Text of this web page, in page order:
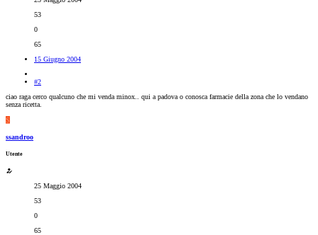
53
0
65
15 Giugno 2004
#2
ciao raga cerco qualcuno che mi venda minox.. qui a padova o conosca farmacie della zona che lo vendano
senza ricetta.
S
ssandroo
Utente
25 Maggio 2004
53
0
65